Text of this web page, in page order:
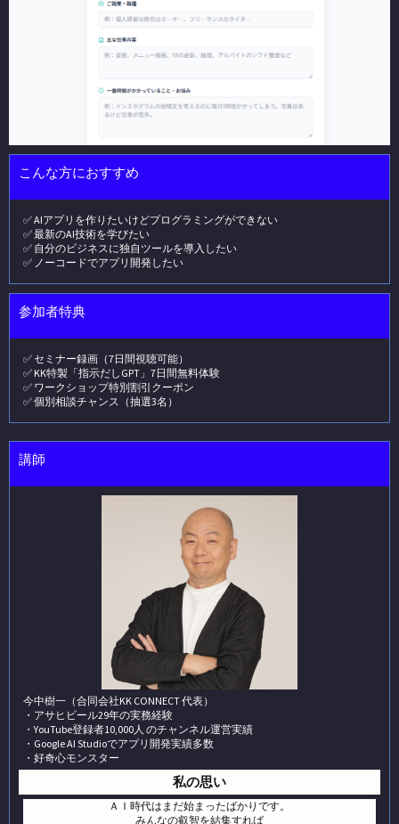
こんな方におすすめ
✅ AIアプリを作りたいけどプログラミングができない
✅ 最新のAI技術を学びたい
✅ 自分のビジネスに独自ツールを導入したい
✅ ノーコードでアプリ開発したい
参加者特典
✅ セミナー録画（7日間視聴可能）
✅ KK特製「指示だしGPT」7日間無料体験
✅ ワークショップ特別割引クーポン
✅ 個別相談チャンス（抽選3名）
講師
今中樹一（合同会社KK CONNECT 代表）
・アサヒビール29年の実務経験
・YouTube登録者10,000人 のチャンネル運営実績
・Google AI Studioでアプリ開発実績多数
・好奇心モンスター
私の思い
ＡＩ時代はまだ始まったばかりです。
みんなの叡智を結集すれば